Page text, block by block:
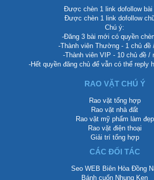
Được chèn 1 link dofollow bài
Được chèn 1 link dofollow
Chú ý:
-Đăng 3 bài mới có quyền
-Thành viên Thường - 1 chủ đề
-Thành viên VIP - 10 chủ đề /
-Hết quyền đăng chủ để vẫn có thể reply
RAO VẶT CHÚ Ý
Rao vặt tổng hợp
Rao vặt nhà đất
Rao vặt mỹ phẩm làm đẹp
Rao vặt điện thoại
Giải trí tổng hợp
CÁC ĐỐI TÁC
Seo WEB Biên Hòa Đồng
Bánh cuốn Nhung Ken